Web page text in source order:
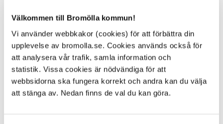
Välkommen till Bromölla kommun!
Vi använder webbkakor (cookies) för att förbättra din
upplevelse av bromolla.se. Cookies används också för
att analysera vår trafik, samla information och
statistik. Vissa cookies är nödvändiga för att
webbsidorna ska fungera korrekt och andra kan du välja
att stänga av. Nedan finns de val du kan göra.
Planprocessen
15 March 2024
Webbsida